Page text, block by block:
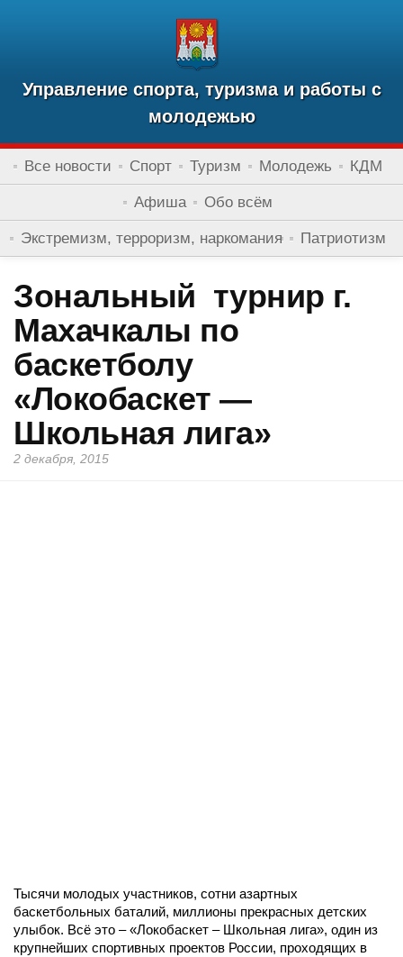
Управление спорта, туризма и работы с
молодежью
Все новости Спорт Туризм Молодежь КДМ
Афиша Обо всём
Экстремизм, терроризм, наркомания Патриотизм
Зональный турнир г.
Махачкалы по
баскетболу
«Локобаскет —
Школьная лига»
2 декабря, 2015
Тысячи молодых участников, сотни азартных
баскетбольных баталий, миллионы прекрасных детских
улыбок. Всё это – «Локобаскет – Школьная лига», один из
крупнейших спортивных проектов России, проходящих в